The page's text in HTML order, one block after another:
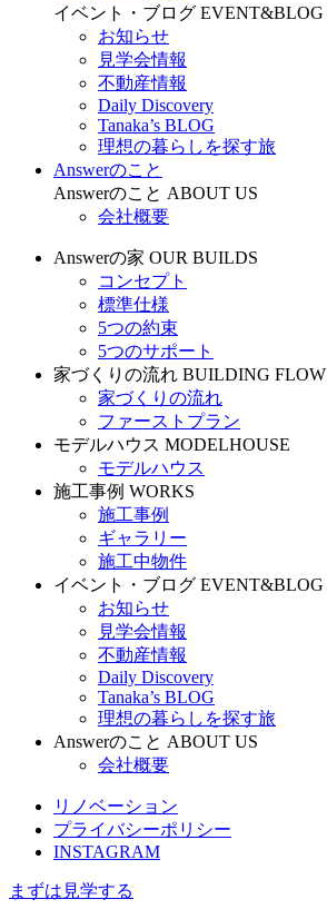
イベント・ブログ EVENT&BLOG
お知らせ
見学会情報
不動産情報
Daily Discovery
Tanaka’s BLOG
理想の暮らしを探す旅
Answerのこと
Answerのこと ABOUT US
会社概要
Answerの家 OUR BUILDS
コンセプト
標準仕様
5つの約束
5つのサポート
家づくりの流れ BUILDING FLOW
家づくりの流れ
ファーストプラン
モデルハウス MODELHOUSE
モデルハウス
施工事例 WORKS
施工事例
ギャラリー
施工中物件
イベント・ブログ EVENT&BLOG
お知らせ
見学会情報
不動産情報
Daily Discovery
Tanaka’s BLOG
理想の暮らしを探す旅
Answerのこと ABOUT US
会社概要
リノベーション
プライバシーポリシー
INSTAGRAM
まずは見学する